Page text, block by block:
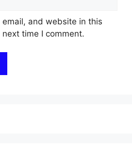
email, and website in this
time I comment.